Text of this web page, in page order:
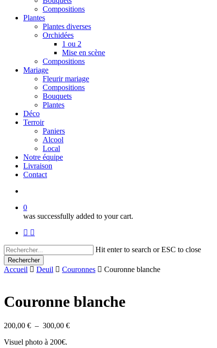
Compositions
Plantes
Plantes diverses
Orchidées
1 ou 2
Mise en scène
Compositions
Mariage
Fleurir mariage
Compositions
Bouquets
Plantes
Déco
Terroir
Paniers
Alcool
Local
Notre équipe
Livraison
Contact
0
was successfully added to your cart.
facebook
instagram
Hit enter to search or ESC to close
Rechercher
Close
Accueil Deuil Couronnes Couronne blanche
Couronne blanche
200,00 € – 300,00 €Plage
Visuel photo à 200€.